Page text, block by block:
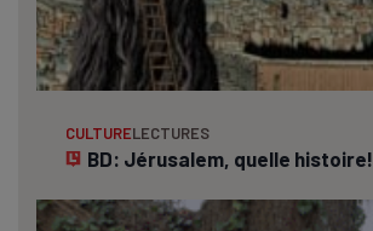
CULTURELECTURES
BD: Jérusalem, quelle histoire!